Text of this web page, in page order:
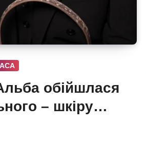
обійшлася
– шкіру
лише консилером